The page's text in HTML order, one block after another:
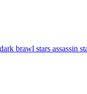
brawl stars assassin